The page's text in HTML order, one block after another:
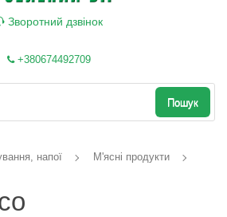
Зворотний дзвінок
+380674492709
Пошук
напої
М'ясні продукти